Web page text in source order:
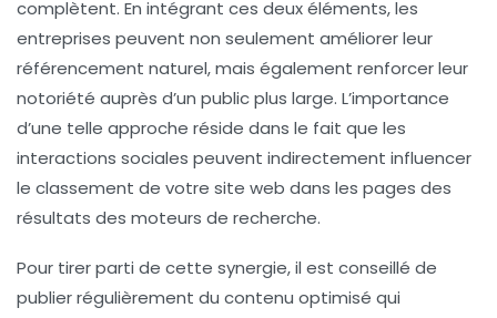
complètent. En intégrant ces deux éléments, les
entreprises peuvent non seulement améliorer leur
référencement naturel, mais également renforcer leur
notoriété auprès d’un public plus large. L’importance
d’une telle approche réside dans le fait que les
interactions sociales peuvent indirectement influencer
le classement de votre site web dans les pages des
résultats des moteurs de recherche.
Pour tirer parti de cette synergie, il est conseillé de
publier régulièrement du contenu optimisé qui